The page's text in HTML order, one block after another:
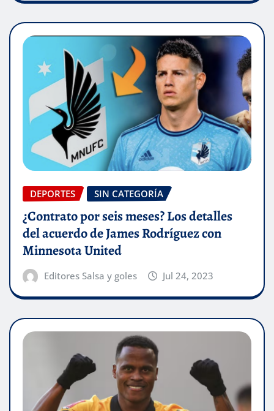
DEPORTES SIN CATEGORÍA
¿Contrato por seis meses? Los detalles
del acuerdo de James Rodríguez con
Minnesota United
Editores Salsa y goles Jul 24, 2023